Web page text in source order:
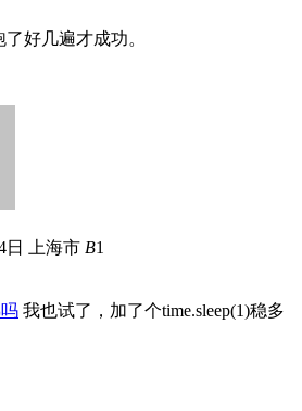
好几遍才成功。
日
上海市 B1
我也试了，加了个time.sleep(1)稳多